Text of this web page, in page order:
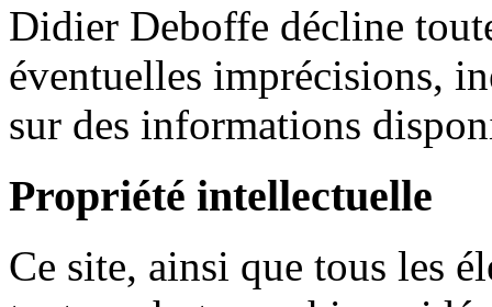
Didier Deboffe décline
éventuelles imprécisions,
sur des informations
Propriété intellectuelle
Ce site, ainsi que tous les